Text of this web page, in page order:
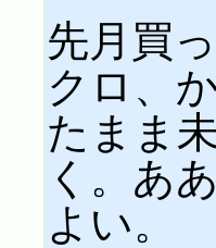
先月買
クロ、
たまま
く。あ
よい。